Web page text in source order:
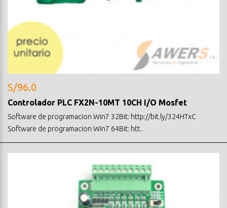
S/96.0
Controlador PLC FX2N-10MT 10CH I/O Mosfet
Software de programacion Win7 32Bit: http://bit.ly/324HTxC
Software de programacion Win7 64Bit: htt..